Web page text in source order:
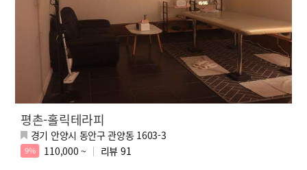
평촌-홀릭테라피
경기 안양시 동안구 관양동 1603-3
9% 110,000 ~ 리뷰 91